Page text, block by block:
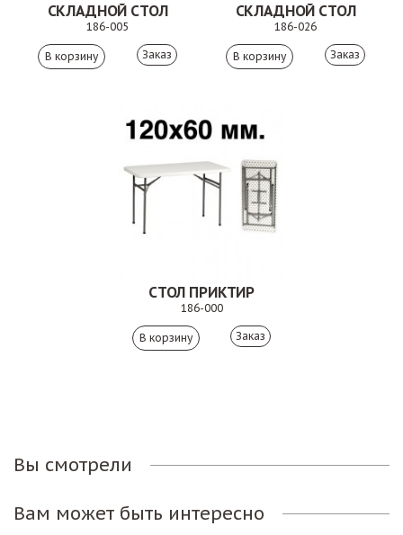
СКЛАДНОЙ СТОЛ
186-005
Заказ
СКЛАДНОЙ СТОЛ
186-026
Заказ
СТОЛ ПРИКТИР
186-000
Заказ
Вы смотрели
Вам может быть интересно